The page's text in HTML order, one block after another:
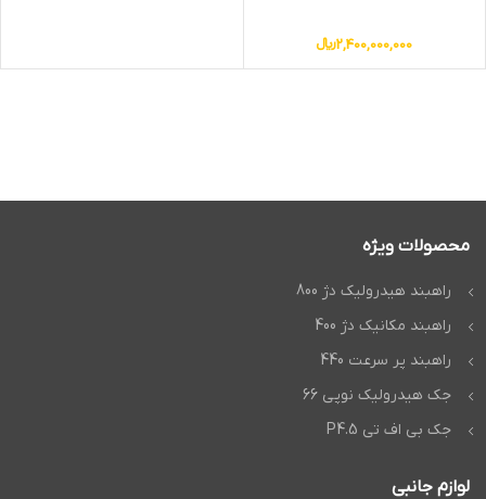
2,400,000,000﷼
محصولات ویژه
راهبند هیدرولیک دژ 800
راهبند مکانیک دژ 400
راهبند پر سرعت 440
جک هیدرولیک نوپی 66
جک بی اف تی P4.5
لوازم جانبی